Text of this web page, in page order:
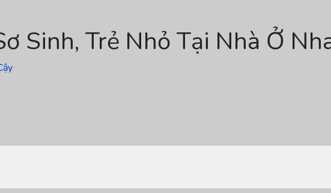
Sinh, Trẻ Nhỏ Tại Nhà Ở